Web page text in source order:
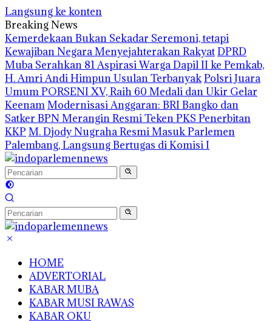
Langsung ke konten
Breaking News
Kemerdekaan Bukan Sekadar Seremoni, tetapi
Kewajiban Negara Menyejahterakan RakyatDPRD
Muba Serahkan 81 Aspirasi Warga Dapil II ke Pemkab,
H. Amri Andi Himpun Usulan TerbanyakPolsri Juara
Umum PORSENI XV, Raih 60 Medali dan Ukir Gelar
KeenamModernisasi Anggaran: BRI Bangko dan
Satker BPN Merangin Resmi Teken PKS Penerbitan
KKP M. Djody Nugraha Resmi Masuk Parlemen
Palembang, Langsung Bertugas di Komisi I
HOME
ADVERTORIAL
KABAR MUBA
KABAR MUSI RAWAS
KABAR OKU